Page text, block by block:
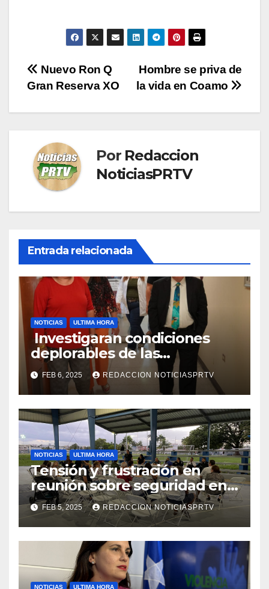
Navegación
Hombre se priva de
la vida en Coamo
Nuevo Ron Q
Gran Reserva XO
Por Redaccion
NoticiasPRTV
Entrada relacionada
NOTICIAS ULTIMA HORA
Investigaran condiciones
deplorables de las
facilidades el Departamento
de la Salud en Mayagüez
FEB 6, 2025 REDACCION NOTICIASPRTV
NOTICIAS ULTIMA HORA
Tensión y frustración en
reunión sobre seguridad en
Reparto Metropolitano
FEB 5, 2025 REDACCION NOTICIASPRTV
NOTICIAS ULTIMA HORA